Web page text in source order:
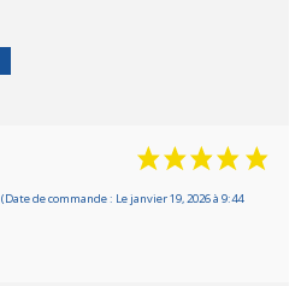
(Date de commande : Le janvier 19, 2026 à 9:44